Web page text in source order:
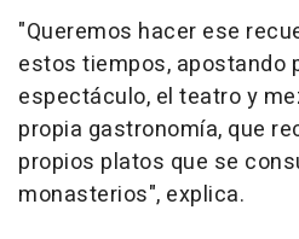
"Queremos hacer ese
estos tiempos, apostando
espectáculo, el teatro y
propia gastronomía, que
propios platos que se
monasterios", explica.